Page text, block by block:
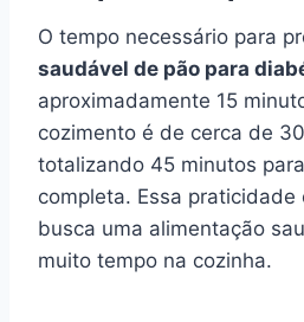
O tempo necessário para
saudável de pão para
aproximadamente 15
cozimento é de cerca de
totalizando 45 minutos
completa. Essa praticidade
busca uma alimentação
muito tempo na cozinha.